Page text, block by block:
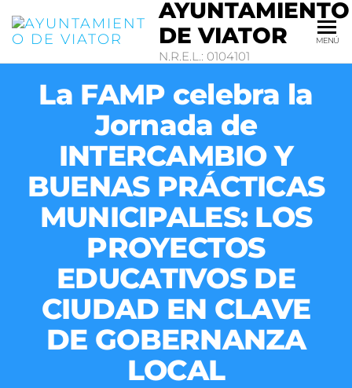
AYUNTAMIENTO
DE VIATOR
N.R.E.L.: 0104101
MENÚ
La FAMP celebra la
Jornada de
INTERCAMBIO Y
BUENAS PRÁCTICAS
MUNICIPALES: LOS
PROYECTOS
EDUCATIVOS DE
CIUDAD EN CLAVE
DE GOBERNANZA
LOCAL